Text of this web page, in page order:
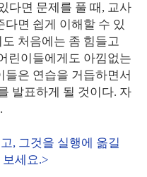
다면 문제를 풀 때, 교사
다면 쉽게 이해할 수 있
처음에는 좀 힘들고
린이들에게도 아낌없는
들은 연습을 거듭하면서
발표하게 될 것이다. 자
, 그것을 실행에 옮길
세요.>